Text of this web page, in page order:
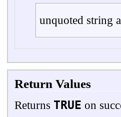
unquoted string
Return Values
Returns TRUE on